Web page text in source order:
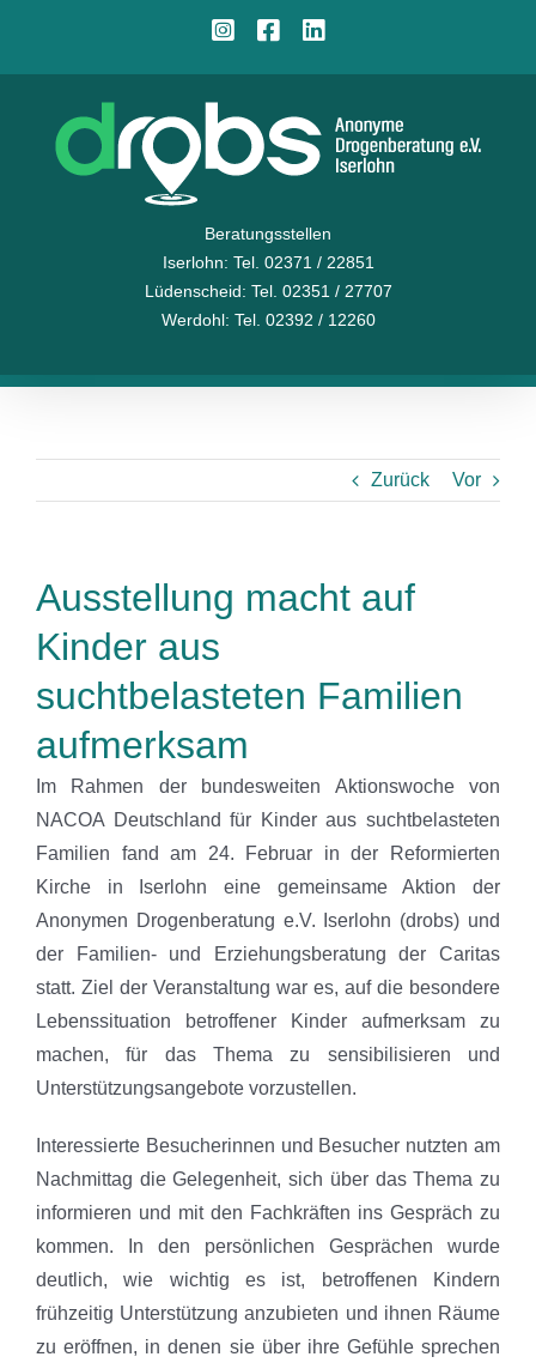
Instagram
Facebook
Beratungsstellen
Iserlohn: Tel. 02371 / 22851
Lüdenscheid: Tel. 02351 / 27707
Werdohl: Tel. 02392 / 12260
Zurück Vor
Ausstellung macht auf
Kinder aus
suchtbelasteten Familien
aufmerksam
Im Rahmen der bundesweiten Aktionswoche von
NACOA Deutschland für Kinder aus suchtbelasteten
Familien fand am 24. Februar in der Reformierten
Kirche in Iserlohn eine gemeinsame Aktion der
Anonymen Drogenberatung e.V. Iserlohn (drobs) und
der Familien- und Erziehungsberatung der Caritas
statt. Ziel der Veranstaltung war es, auf die besondere
Lebenssituation betroffener Kinder aufmerksam zu
machen, für das Thema zu sensibilisieren und
Unterstützungsangebote vorzustellen.
Interessierte Besucherinnen und Besucher nutzten am
Nachmittag die Gelegenheit, sich über das Thema zu
informieren und mit den Fachkräften ins Gespräch zu
kommen. In den persönlichen Gesprächen wurde
deutlich, wie wichtig es ist, betroffenen Kindern
frühzeitig Unterstützung anzubieten und ihnen Räume
zu eröffnen, in denen sie über ihre Gefühle sprechen